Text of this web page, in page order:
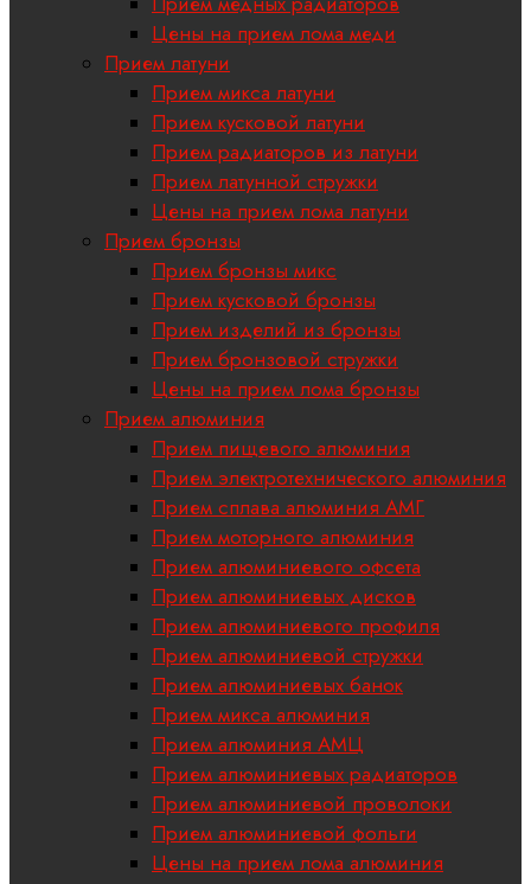
Цены на прием лома меди
Прием латуни
Прием микса латуни
Прием кусковой латуни
Прием радиаторов из латуни
Прием латунной стружки
Цены на прием лома латуни
Прием бронзы
Прием бронзы микс
Прием кусковой бронзы
Прием изделий из бронзы
Прием бронзовой стружки
Цены на прием лома бронзы
Прием алюминия
Прием пищевого алюминия
Прием электротехнического алюминия
Прием сплава алюминия АМГ
Прием моторного алюминия
Прием алюминиевого офсета
Прием алюминиевых дисков
Прием алюминиевого профиля
Прием алюминиевой стружки
Прием алюминиевых банок
Прием микса алюминия
Прием алюминия АМЦ
Прием алюминиевых радиаторов
Прием алюминиевой проволоки
Прием алюминиевой фольги
Цены на прием лома алюминия